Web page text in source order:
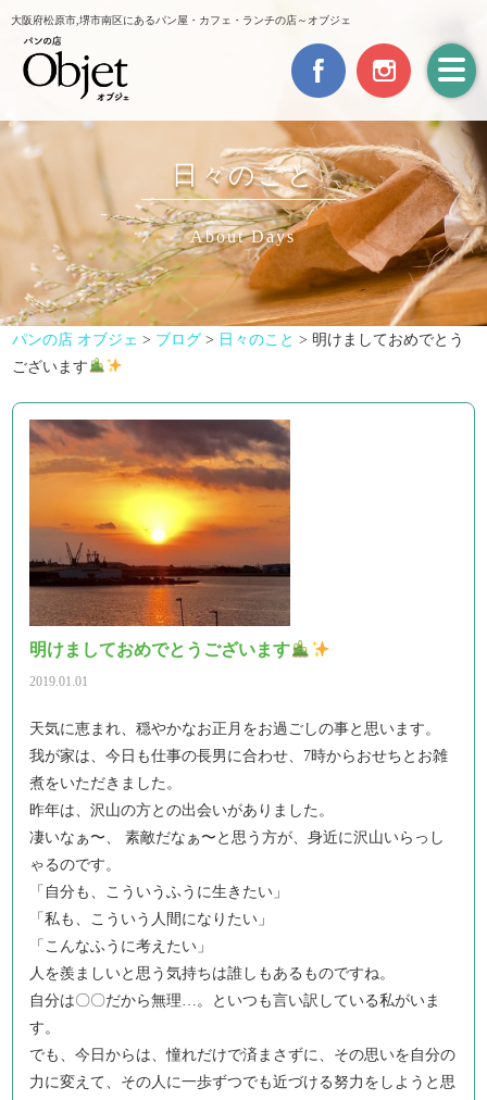
大阪府松原市,堺市南区にあるパン屋・カフェ・ランチの店～オブジェ
日々のこと
About Days
パンの店 オブジェ > ブログ > 日々のこと > 明けましておめでとう
ございます
明けましておめでとうございます
2019.01.01
天気に恵まれ、穏やかなお正月をお過ごしの事と思います。
我が家は、今日も仕事の長男に合わせ、7時からおせちとお雑
煮をいただきました。
昨年は、沢山の方との出会いがありました。
凄いなぁ〜、 素敵だなぁ〜と思う方が、身近に沢山いらっし
ゃるのです。
「自分も、こういうふうに生きたい」
「私も、こういう人間になりたい」
「こんなふうに考えたい」
人を羨ましいと思う気持ちは誰しもあるものですね。
自分は〇〇だから無理…。といつも言い訳している私がいま
す。
でも、今日からは、憧れだけで済まさずに、その思いを自分の
力に変えて、その人に一歩ずつでも近づける努力をしようと思